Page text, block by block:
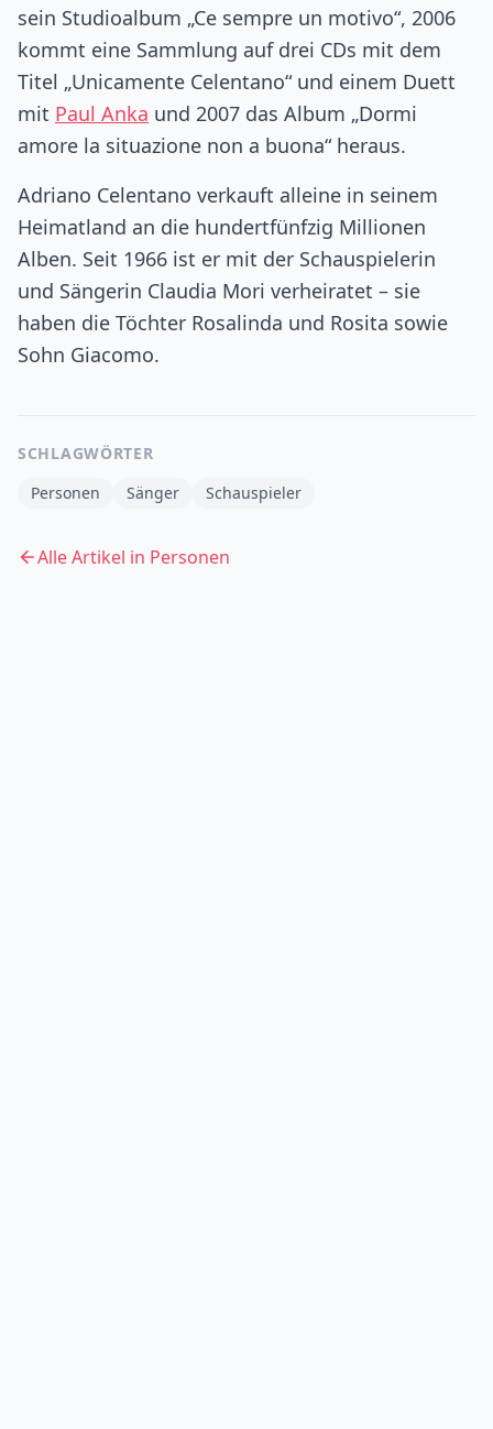
sein Studioalbum „Ce sempre un motivo“, 2006
kommt eine Sammlung auf drei CDs mit dem
Titel „Unicamente Celentano“ und einem Duett
mit Paul Anka und 2007 das Album „Dormi
amore la situazione non a buona“ heraus.
Adriano Celentano verkauft alleine in seinem
Heimatland an die hundertfünfzig Millionen
Alben. Seit 1966 ist er mit der Schauspielerin
und Sängerin Claudia Mori verheiratet – sie
haben die Töchter Rosalinda und Rosita sowie
Sohn Giacomo.
SCHLAGWÖRTER
Personen
Sänger Schauspieler
Alle Artikel in Personen